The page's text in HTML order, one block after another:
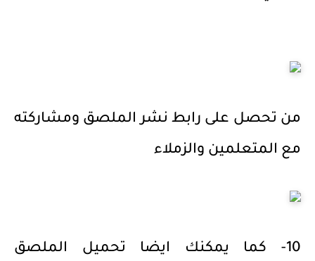
من تحصل على رابط نشر الملصق ومشاركته
مع المتعلمين والزملاء
10- كما يمكنك ايضا تحميل الملصق